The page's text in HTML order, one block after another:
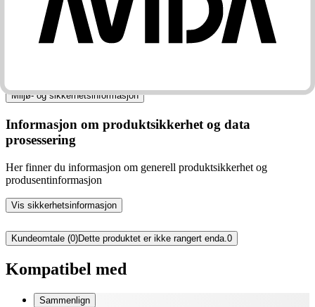
Passer til (modell/serie)
iPhone 14
Miljø- og sikkerhetsinformasjon
Informasjon om produktsikkerhet og data
prosessering
Her finner du informasjon om generell produktsikkerhet og
produsentinformasjon
Vis sikkerhetsinformasjon
Kundeomtale (0)Dette produktet er ikke rangert enda. 0
Kompatibel med
Sammenlign